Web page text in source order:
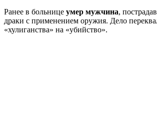
Ранее в больнице умер мужчина,
драки с применением оружия. Дело
«хулиганства» на «убийство».